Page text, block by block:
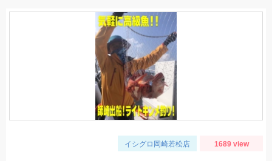
イシグロ岡崎若松店 1689 view